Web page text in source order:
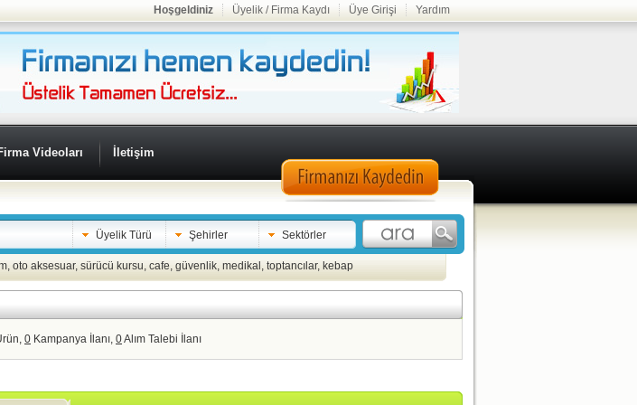
Hoşgeldiniz Üyelik / Firma Kaydı Üye Girişi Yardım
Videoları İletişim
Üyelik Türü Şehirler Sektörler
, oto aksesuar, sürücü kursu, cafe, güvenlik, medikal , toptancılar, kebap
0 Kampanya İlanı, 0Alım Talebi İlanı